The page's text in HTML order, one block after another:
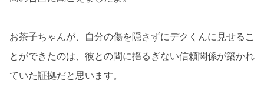
お茶子ちゃんが、自分の傷を隠さずにデクくんに見せるこ
とができたのは、彼との間に揺るぎない信頼関係が築かれ
ていた証拠だと思います。